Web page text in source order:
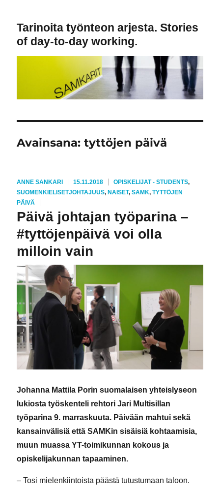
Tarinoita työnteon arjesta. Stories
of day-to-day working.
Avainsana:tyttöjen päivä
KIRJOITTAJA
ANNE SANKARI JULKAISTU
15.11.2018 KATEGORIAT
OPISKELIJAT - STUDENTS,
SUOMENKIELISETAVAINSANAT
JOHTAJUUS, NAISET,SAMK,TYTTÖJEN
PÄIVÄ
Päivä johtajan työparina –
#tyttöjenpäivä voi olla
milloin vain
Johanna Mattila Porin suomalaisen yhteislyseon
lukiosta työskenteli rehtori Jari Multisillan
työparina 9. marraskuuta. Päivään mahtui sekä
kansainvälisiä että SAMKin sisäisiä kohtaamisia,
muun muassa YT-toimikunnan kokous ja
opiskelijakunnan tapaaminen.
– Tosi mielenkiintoista päästä tutustumaan taloon.